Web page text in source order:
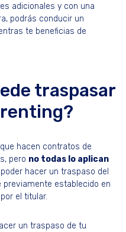
adicionales y con una
podrás conducir un
te beneficias de
traspasar
que hacen contratos de
pero no todas lo aplican
hacer un traspaso del
establecido en
el titular.
un traspaso de tu